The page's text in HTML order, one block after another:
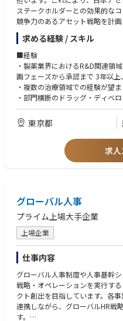
ket
parameters, including pricing,
positioning, etc. in order to
by
・ Be Partner with sales & marketing teams around the world to define a
nd
ensure excellent execution of
marketing excellence standards.
・ Complain handle with QA
・ Inventory control with
＜歓迎 / Nice to have＞
• Experience in Real World
• Familiarity with operating in a
• Statistical skills
• High-level Excel skills
【語学 / Language】
＜必須 / Mandatory＞
日本語 Japanese：Fluent
英語 English：business-level
ステークホルダーとの効果的な
競争力のあるアセット戦略を計
品を届けられるようにします。
求める経験 / スキル
■経験
・製薬業界におけるR&D関連領
画フェーズから承認まで 3年以上
・複数の治療領域での経験が望ま
・部門横断のドラッグ・ディベ
以上。
・グローバル環境での実務経験。
・ライフサイエンスまたは関連
・高度な学位が望ましい（MSc /
・英語（口頭・文書）のコミュ
EIC 750以上、または同等）。
・リーダーシップスキル。
・チームビルディングおよび信頼
・分析的・論理的思考および問
・MS Officeアプリケーションの
t）。
東京都
求
グローバル人事
プライム上場大手企業
上場企業
仕事内容
グローバル人事制度や人事基幹
戦略・オペレーションを実行す
クト創出を目指しています。各
連携しながら、グローバルHR戦
す。